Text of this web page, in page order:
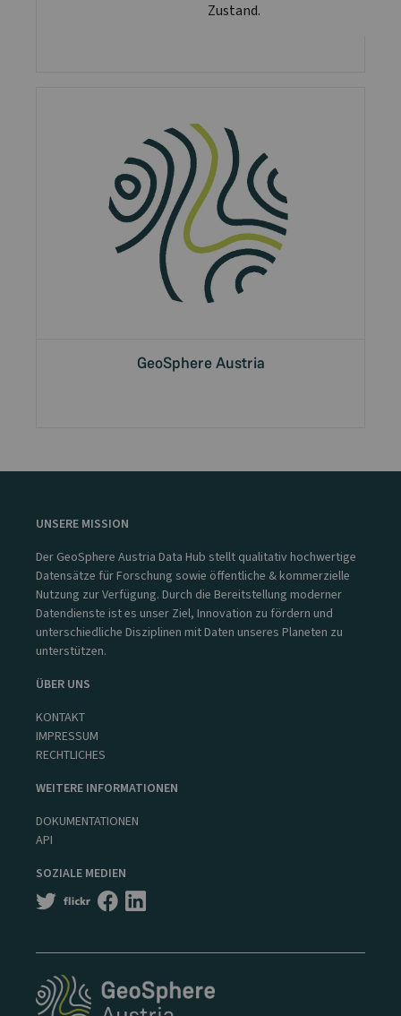
Zustand.
GeoSphere Austria
UNSERE MISSION
Der GeoSphere Austria Data Hub stellt qualitativ hochwertige
Datensätze für Forschung sowie öffentliche & kommerzielle
Nutzung zur Verfügung. Durch die Bereitstellung moderner
Datendienste ist es unser Ziel, Innovation zu fördern und
unterschiedliche Disziplinen mit Daten unseres Planeten zu
unterstützen.
ÜBER UNS
KONTAKT
IMPRESSUM
RECHTLICHES
WEITERE INFORMATIONEN
DOKUMENTATIONEN
API
SOZIALE MEDIEN